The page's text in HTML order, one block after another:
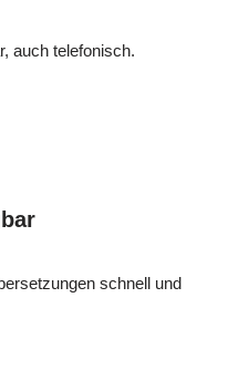
auch telefonisch.
schnell und